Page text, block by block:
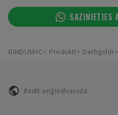
SAZINIETIES
GINDUMAC Produkti Darbgaldi
Rādīt oriģinālvalodā